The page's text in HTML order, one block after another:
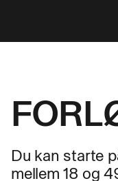
Du kan starte
mellem 18 og